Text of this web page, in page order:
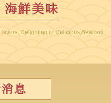
海鮮美味
Delighting in Delicious Seafood
息